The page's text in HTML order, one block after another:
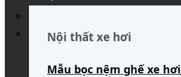
Search for:
Nội thất xe hơi
Mẫu bọc nệm ghế xe hơi